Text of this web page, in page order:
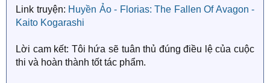
Link truyện: Huyền Ảo - Florias: The Fallen Of Avagon -
Kaito Kogarashi
Lời cam kết: Tôi hứa sẽ tuân thủ đúng điều lệ của cuộc
thi và hoàn thành tốt tác phẩm.